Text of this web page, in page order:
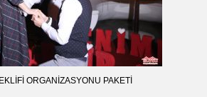
ORGANIZASYONU PAKETI